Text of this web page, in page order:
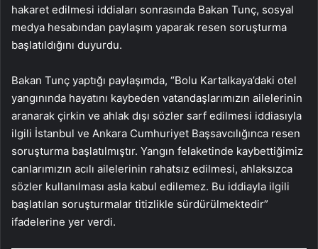
hakaret edilmesi iddiaları sonrasında Bakan Tunç, sosyal
medya hesabından paylaşım yaparak resen soruşturma
başlatıldığını duyurdu.
Bakan Tunç yaptığı paylaşımda, “Bolu Kartalkaya’daki otel
yangınında hayatını kaybeden vatandaşlarımızın ailelerinin
aranarak çirkin ve ahlak dışı sözler sarf edilmesi iddiasıyla
ilgili İstanbul ve Ankara Cumhuriyet Başsavcılığınca resen
soruşturma başlatılmıştır. Yangın felaketinde kaybettiğimiz
canlarımızın acılı ailelerinin rahatsız edilmesi, ahlaksızca
sözler kullanılması asla kabul edilemez. Bu iddiayla ilgili
başlatılan soruşturmalar titizlikle sürdürülmektedir”
ifadelerine yer verdi.